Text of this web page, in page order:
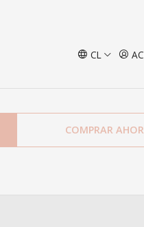
CL
Morocco
COMPRAR